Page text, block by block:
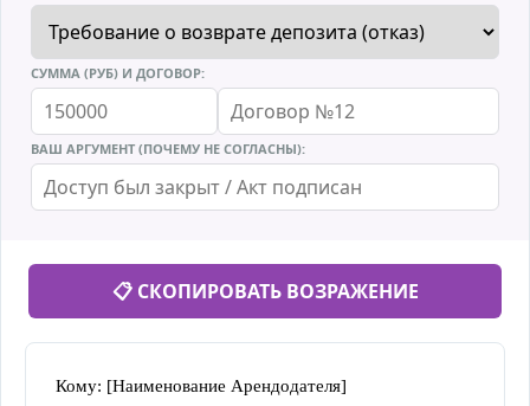
СУММА (РУБ) И ДОГОВОР:
ВАШ АРГУМЕНТ (ПОЧЕМУ НЕ СОГЛАСНЫ):
📋 СКОПИРОВАТЬ ВОЗРАЖЕНИЕ
Кому: [Наименование Арендодателя]